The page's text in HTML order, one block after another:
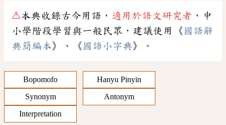
⚠本典收錄古今用語， 適用於語文研究者 ，中
小學階段學習與一般民眾，建議使用《 國語辭
典簡編本》、《 國語小字典》。
Bopomofo
Hanyu Pinyin
Synonym
Antonym
Interpretation